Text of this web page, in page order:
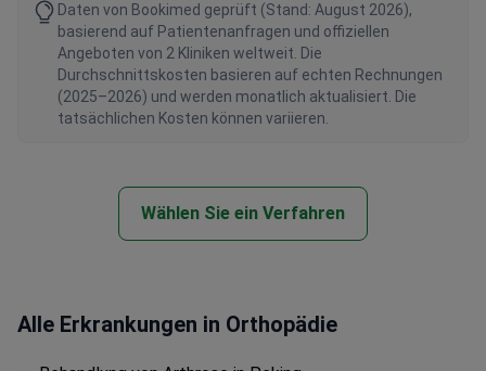
Daten von Bookimed geprüft (Stand: August 2026),
basierend auf Patientenanfragen und offiziellen
Angeboten von 2 Kliniken weltweit. Die
Durchschnittskosten basieren auf echten Rechnungen
(2025–2026) und werden monatlich aktualisiert. Die
tatsächlichen Kosten können variieren.
Wählen Sie ein Verfahren
Alle Erkrankungen in Orthopädie